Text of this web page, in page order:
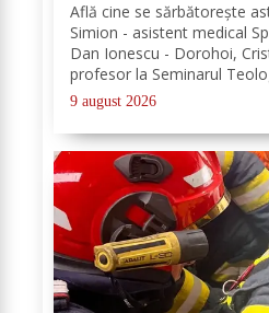
Află cine se sărbătoreşte
Simion - asistent medical
Dan Ionescu - Dorohoi,
profesor la Seminarul
Dorohoi, Ana-Maria Ojog -
educativ Școala
9 august 2026